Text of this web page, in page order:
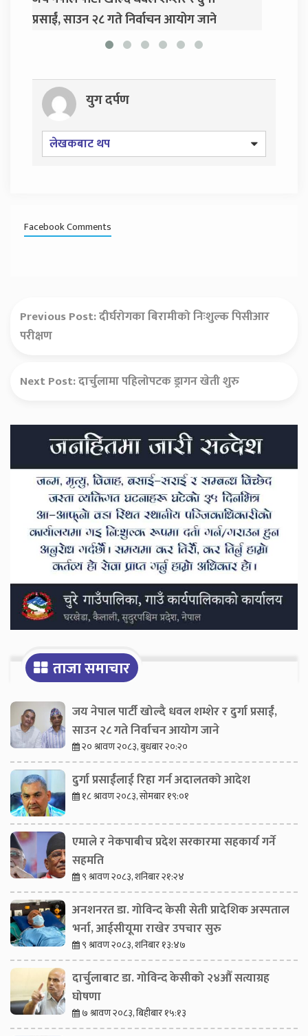
आयोग जाने
युग दर्पण
लेखकबाट थप
Facebook Comments
Previous Post:दीर्घरोगका बिरामीको निःशुल्क पिसीआर
परीक्षण
Next Post:दार्चुलामा पहिलोपटक ड्रागन खेती शुरु
Secondary
Sidebar
ताजा समाचार
जय नेपाल पार्टी खोल्दै धवल शम्शेर र दुर्गा प्रसाईं,
साउन २८ गते निर्वाचन आयोग जाने
२० श्रावण २०८३, बुधबार २०:२०
दुर्गा प्रसाईंलाई रिहा गर्न अदालतको आदेश
१८ श्रावण २०८३, सोमबार १९:०१
एमाले र नेकपाबीच प्रदेश सरकारमा सहकार्य गर्ने
सहमति
९ श्रावण २०८३, शनिबार २१:२४
अनशनरत डा. गोविन्द केसी सेती प्रादेशिक अस्पताल
भर्ना, आईसीयूमा राखेर उपचार सुरु
९ श्रावण २०८३, शनिबार १३:४७
दार्चुलाबाट डा. गोविन्द केसीको २४औँ सत्याग्रह
घोषणा
७ श्रावण २०८३, बिहीबार १५:१३